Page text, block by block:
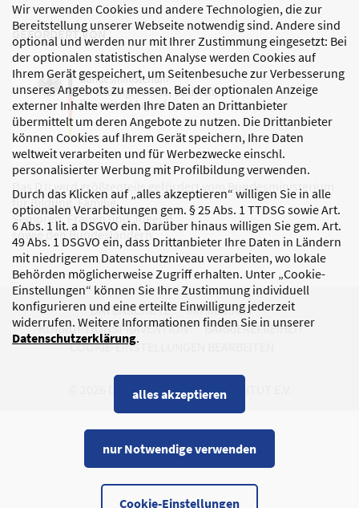
Wir verwenden Cookies und andere Technologien, die zur
Bereitstellung unserer Webseite notwendig sind. Andere sind
optional und werden nur mit Ihrer Zustimmung eingesetzt: Bei
der optionalen statistischen Analyse werden Cookies auf
Ihrem Gerät gespeichert, um Seitenbesuche zur Verbesserung
unseres Angebots zu messen. Bei der optionalen Anzeige
externer Inhalte werden Ihre Daten an Drittanbieter
übermittelt um deren Angebote zu nutzen. Die Drittanbieter
können Cookies auf Ihrem Gerät speichern, Ihre Daten
weltweit verarbeiten und für Werbezwecke einschl.
personalisierter Werbung mit Profilbildung verwenden.
Durch das Klicken auf „alles akzeptieren“ willigen Sie in alle
optionalen Verarbeitungen gem. § 25 Abs. 1 TTDSG sowie Art.
6 Abs. 1 lit. a DSGVO ein. Darüber hinaus willigen Sie gem. Art.
49 Abs. 1 DSGVO ein, dass Drittanbieter Ihre Daten in Ländern
mit niedrigerem Datenschutzniveau verarbeiten, wo lokale
Behörden möglicherweise Zugriff erhalten. Unter „Cookie-
Einstellungen“ können Sie Ihre Zustimmung individuell
konfigurieren und eine erteilte Einwilligung jederzeit
widerrufen. Weitere Informationen finden Sie in unserer
Datenschutzerklärung.
Cookie-Einstellungen
alles akzeptieren
nur Notwendige verwenden
GEFÖRDERT VON
Das DJI wird größtenteils gefördert vom Bundesministerium
für Bildung, Familie,
Senioren, Frauen und Jugend
sowie den Bundesländern.
DATENSCHUTZ
IMPRESSUM
KORRUPTIONSPRÄVENTION
BARRIEREFREIHEIT
COOKIE-EINSTELLUNGEN BEARBEITEN
© 2026 DEUTSCHES JUGENDINSTITUT E.V.